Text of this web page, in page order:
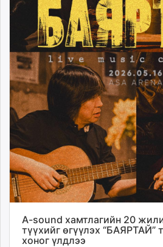
A-sound хамтлагийн 20
түүхийг өгүүлэх “БАЯРТАЙ”
хоног үлдлээ